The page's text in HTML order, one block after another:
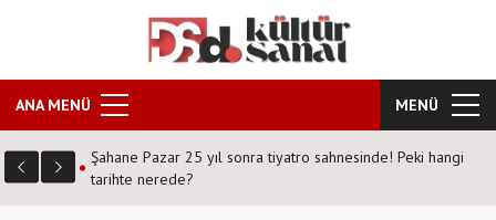
ANA MENÜ MENÜ
DS
Şahane Pazar 25 yıl sonra tiyatro sahnesinde! Peki hangi
tarihte nerede?